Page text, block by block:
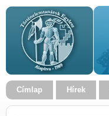
Címlap Hírek